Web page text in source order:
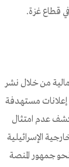
قطاع غزة.
من خلال نشر
مستهدفة
كشف عدم امتثال
الإسرائيلية
جمهور المنصة